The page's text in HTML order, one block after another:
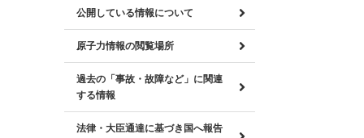
公開している情報について
原子力情報の閲覧場所
過去の「事故・故障など」に関連
する情報
法律・大臣通達に基づき国へ報告